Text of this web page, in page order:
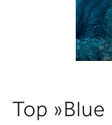
to
Top